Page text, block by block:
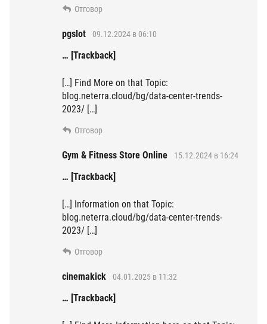
Отговор
pgslot 09.12.2024 в 06:10
… [Trackback]
[…] Find More on that Topic:
blog.neterra.cloud/bg/data-center-trends-
2023/ […]
Отговор
Gym & Fitness Store Online 15.12.2024 в 16:24
… [Trackback]
[…] Information on that Topic:
blog.neterra.cloud/bg/data-center-trends-
2023/ […]
Отговор
cinemakick 04.01.2025 в 11:32
… [Trackback]